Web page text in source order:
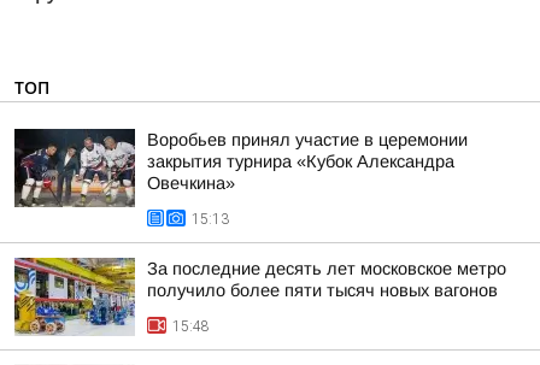
ТОП
Воробьев принял участие в церемонии
закрытия турнира «Кубок Александра
Овечкина»
15:13
За последние десять лет московское метро
получило более пяти тысяч новых вагонов
15:48